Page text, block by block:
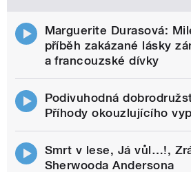
Marguerite Durasová:
příběh zakázané lásky
a francouzské dívky
Podivuhodná
Příhody okouzlujícího
Smrt v lese, Já vůl…!,
Sherwooda Andersona